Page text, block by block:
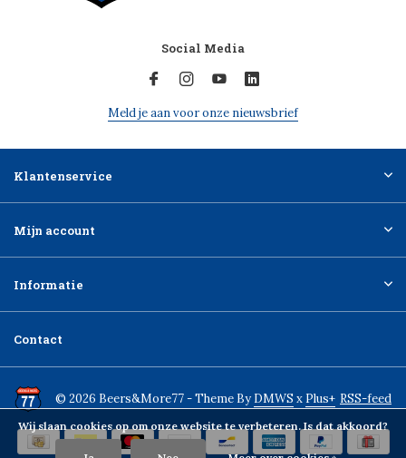
Social Media
Meld je aan voor onze nieuwsbrief
Klantenservice
Mijn account
Informatie
Contact
© 2026 Beers&More77 - Theme ByDMWS x Plus+ RSS-feed
Wij slaan cookies op om onze website te verbeteren. Is dat akkoord?